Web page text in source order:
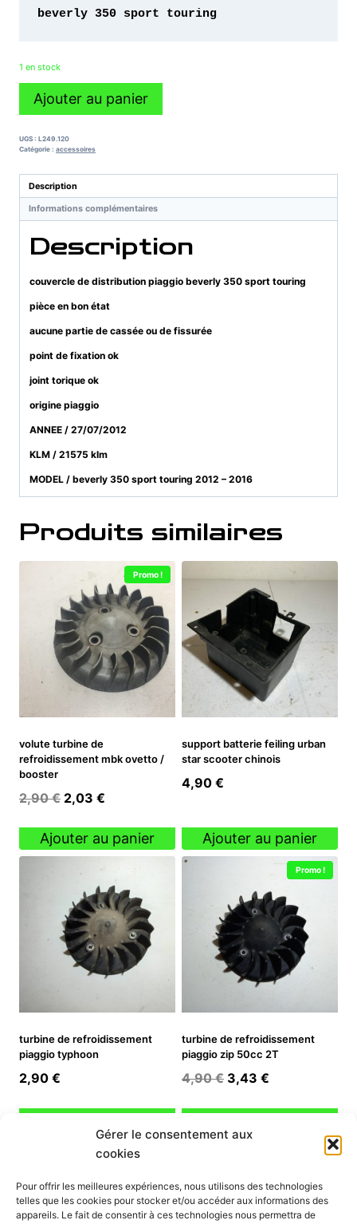
Gérer le consentement aux
cookies
Pour offrir les meilleures expériences, nous utilisons des technologies
telles que les cookies pour stocker et/ou accéder aux informations des
appareils. Le fait de consentir à ces technologies nous permettra de
beverly 350 sport touring
1 en stock
quantité
de
distribution
beverly
350
sport
Ajouter au panier
UGS : L249.120
Catégorie : accessoires
Description
Informations complémentaires
Description
couvercle de distribution piaggio beverly 350 sport touring
pièce en bon état
aucune partie de cassée ou de fissurée
point de fixation ok
joint torique ok
origine piaggio
ANNEE / 27/07/2012
KLM / 21575 klm
MODEL / beverly 350 sport touring 2012 – 2016
Produits similaires
Promo !
volute turbine de
refroidissement mbk ovetto /
booster
2,90€ Le
initial
était :
2,90 €.
2,03 €
actuel
est :
2,03 €.
Ajouter au panier
support batterie feiling urban
star scooter chinois
4,90 €
Ajouter au panier
turbine de refroidissement
piaggio typhoon
2,90 €
Ajouter au panier
Promo !
turbine de refroidissement
piaggio zip 50cc 2T
4,90€ Le
initial
était :
3,43 €
actuel
Ajouter au panier
INFORMATION
Mon compte